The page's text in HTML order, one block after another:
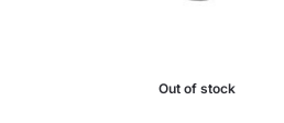
Out of stock